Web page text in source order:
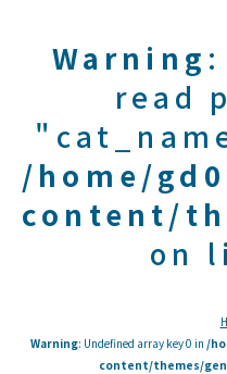
Warning
read
/home/
content/
on
Warning: Undefined array key 0 in /
content/themes/